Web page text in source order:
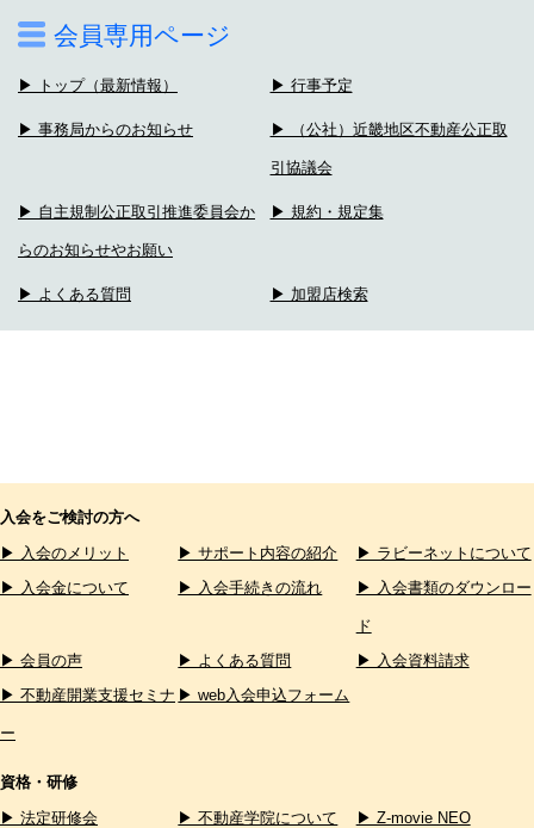
会員専用ページ
▶ トップ（最新情報） ▶ 行事予定
▶ 事務局からのお知らせ ▶ （公社）近畿地区不動産公正取
引協議会
▶ 自主規制公正取引推進委員会か
らのお知らせやお願い
▶ 規約・規定集
▶ よくある質問 ▶ 加盟店検索
入会をご検討の方へ
▶ 入会のメリット
▶ サポート内容の紹介
▶ ラビーネットについて
▶ 入会金について
▶ 入会手続きの流れ ▶ 入会書類のダウンロー
ド
▶ 会員の声
▶ よくある質問
▶ 入会資料請求
▶ 不動産開業支援セミナ
ー
▶ web入会申込フォーム
資格・研修
▶ 法定研修会
▶ 不動産学院について ▶ Z-movie NEO